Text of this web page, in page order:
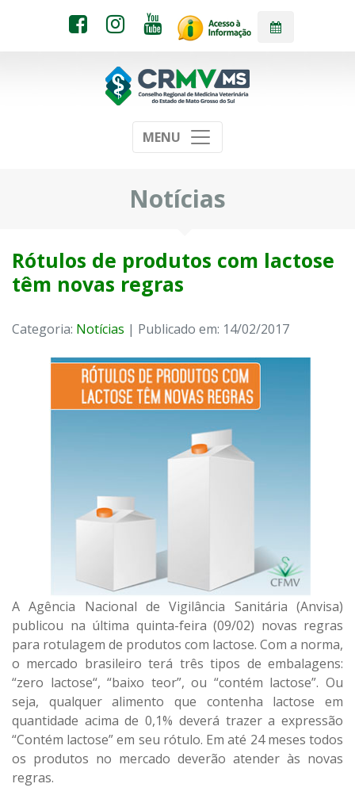
MENU
Notícias
Rótulos de produtos com lactose
têm novas regras
Categoria: Notícias | Publicado em: 14/02/2017
A Agência Nacional de Vigilância Sanitária (Anvisa)
publicou na última quinta-feira (09/02) novas regras
para rotulagem de produtos com lactose. Com a norma,
o mercado brasileiro terá três tipos de embalagens:
“zero lactose“, “baixo teor”, ou “contém lactose”. Ou
seja, qualquer alimento que contenha lactose em
quantidade acima de 0,1% deverá trazer a expressão
“Contém lactose” em seu rótulo. Em até 24 meses todos
os produtos no mercado deverão atender às novas
regras.